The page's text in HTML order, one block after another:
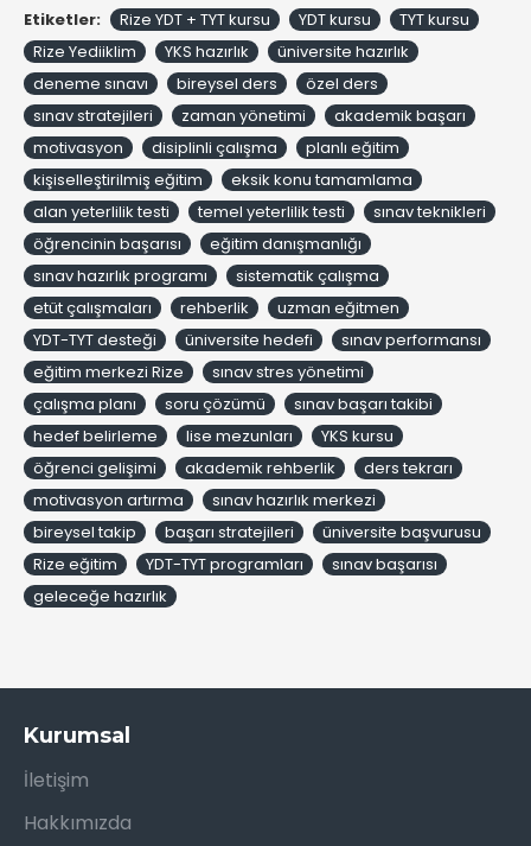
Etiketler: Rize YDT + TYT kursu YDT kursu
TYT kursu
Rize Yediiklim
YKS hazırlık
üniversite hazırlık
deneme sınavı
bireysel ders
özel ders
sınav stratejileri
zaman yönetimi
akademik başarı
motivasyon
disiplinli çalışma
planlı eğitim
kişiselleştirilmiş eğitim
eksik konu tamamlama
alan yeterlilik testi
temel yeterlilik testi
sınav teknikleri
öğrencinin başarısı
eğitim danışmanlığı
sınav hazırlık programı
sistematik çalışma
etüt çalışmaları
rehberlik
uzman eğitmen
YDT-TYT desteği
üniversite hedefi
sınav performansı
eğitim merkezi Rize
sınav stres yönetimi
çalışma planı
soru çözümü
sınav başarı takibi
hedef belirleme
lise mezunları
YKS kursu
öğrenci gelişimi
akademik rehberlik
ders tekrarı
motivasyon artırma
sınav hazırlık merkezi
bireysel takip
başarı stratejileri
üniversite başvurusu
Rize eğitim
YDT-TYT programları
sınav başarısı
geleceğe hazırlık
Kurumsal
İletişim
Hakkımızda